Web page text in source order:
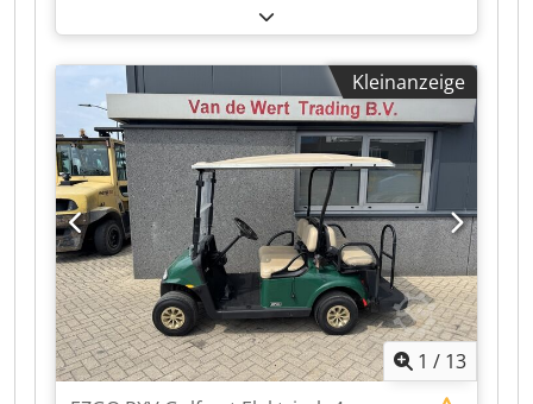
PRECEDENT 4-Sitzer, Golfwagen, Golfcart, 2008,
mit Ladegerät. Ein Video kann per WhatsApp
zugesendet werden. Chsdszqhl Tjpfx Aizja Wir
haben einen ständigen Lagerbestand, siehe
Website. Die Preise sind Abholpreise in Nuland.
Van de Wert Trading B.V. verfügt über einen
wechselnden Bestand an Maschinen, Lastwagen,
Anhängern und Anbaugeräten. Alle unsere
Lieferungen erfolgen zu Handelspreisen im „AS-
IS“-Zustand ohne Gewährleistungen. (siehe
unsere allgemeinen Geschäftsbedingungen) Für
eine Besichtigung und/oder eine Probefahrt
können Sie unverbindlich einen Termin
vereinbaren. Bitte rufen Sie vorher an, da wir
nicht ständig vor Ort sind. Van de Wert Trading
B.V. Bedrijfsstraat 3 5391 LR Nuland
Kleinanzeige
1 / 13